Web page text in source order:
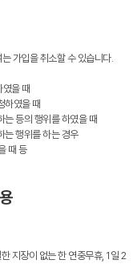
가입을 취소할 수 있습니다.
을 때
하였을 때
등의 행위를 하였을 때
는 행위를 하는 경우
때 등
지장이 없는 한 연중무휴, 1일 2